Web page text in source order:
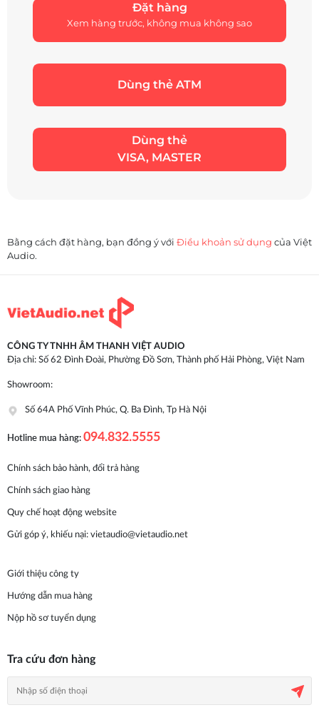
Đặt hàng
Xem hàng trước, không mua không sao
Dùng thẻ ATM
Dùng thẻ
VISA, MASTER
Bằng cách đặt hàng, bạn đồng ý với Điều khoản sử dụng của Việt
Audio.
CÔNG TY TNHH ÂM THANH VIỆT AUDIO
Địa chỉ: Số 62 Đình Đoài, Phường Đồ Sơn, Thành phố Hải Phòng, Việt Nam
Showroom:
Số 64A Phố Vĩnh Phúc, Q. Ba Đình, Tp Hà Nội
Hotline mua hàng:094.832.5555
Chính sách bảo hành, đổi trả hàng
Chính sách giao hàng
Quy chế hoạt động website
Gửi góp ý, khiếu nại: vietaudio@vietaudio.net
Giới thiệu công ty
Hướng dẫn mua hàng
Nộp hồ sơ tuyển dụng
Tra cứu đơn hàng